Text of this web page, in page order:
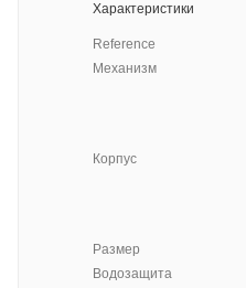
Характеристики
Reference
Механизм
Корпус
Размер
Водозащита